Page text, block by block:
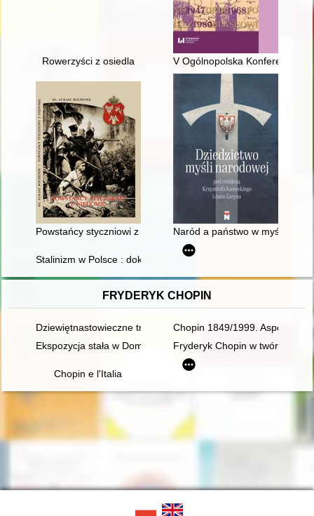
Rowerzyści z osiedla V Ogólnopolska Konferencja
Powstańcy styczniowi z NiedomicNaród a państwo w myśli
Stalinizm w Polsce : dokumenty
FRYDERYK CHOPIN
Dziewiętnastowieczne transkrypcje utworów Fryderyka
Chopin 1849/1999. Aspekte
Ekspozycja stała w Domu Urodzenia Fryderyka Chopina w
Fryderyk Chopin w twórczości
Chopin e l'Italia